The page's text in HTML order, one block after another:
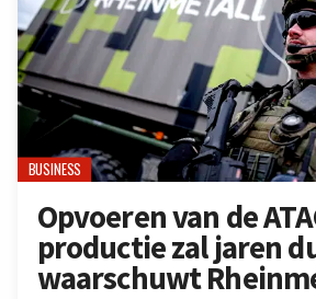
BUSINESS
Opvoeren van de
productie zal jaren
waarschuwt